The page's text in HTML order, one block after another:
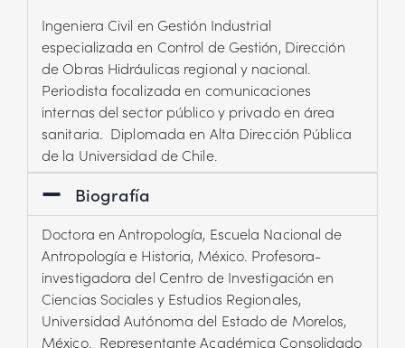
Ingeniera Civil en Gestión Industrial
especializada en Control de Gestión, Dirección
de Obras Hidráulicas regional y nacional.
Periodista focalizada en comunicaciones
internas del sector público y privado en área
sanitaria. Diplomada en Alta Dirección Pública
de la Universidad de Chile.
Biografía
Doctora en Antropología, Escuela Nacional de
Antropología e Historia, México. Profesora-
investigadora del Centro de Investigación en
Ciencias Sociales y Estudios Regionales,
Universidad Autónoma del Estado de Morelos,
México. Representante Académica Consolidado